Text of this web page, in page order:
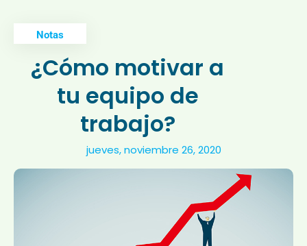
Notas
¿Cómo motivar a
tu equipo de
trabajo?
jueves, noviembre 26, 2020